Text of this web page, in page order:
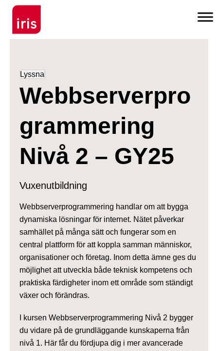
Lyssna
Webbserverpro
grammering
Nivå 2 – GY25
Vuxenutbildning
Webbserverprogrammering handlar om att bygga
dynamiska lösningar för internet. Nätet påverkar
samhället på många sätt och fungerar som en
central plattform för att koppla samman människor,
organisationer och företag. Inom detta ämne ges du
möjlighet att utveckla både teknisk kompetens och
praktiska färdigheter inom ett område som ständigt
växer och förändras.
I kursen Webbserverprogrammering Nivå 2 bygger
du vidare på de grundläggande kunskaperna från
nivå 1. Här får du fördjupa dig i mer avancerade